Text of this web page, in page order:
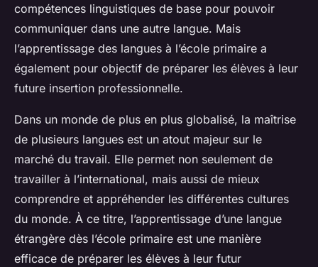
compétences linguistiques de base pour pouvoir
communiquer dans une autre langue. Mais
l’apprentissage des langues à l’école primaire a
également pour objectif de préparer les élèves à leur
future insertion professionnelle.
Dans un monde de plus en plus globalisé, la maîtrise
de plusieurs langues est un atout majeur sur le
marché du travail. Elle permet non seulement de
travailler à l’international, mais aussi de mieux
comprendre et appréhender les différentes cultures
du monde. À ce titre, l’apprentissage d’une langue
étrangère dès l’école primaire est une manière
efficace de préparer les élèves à leur futur